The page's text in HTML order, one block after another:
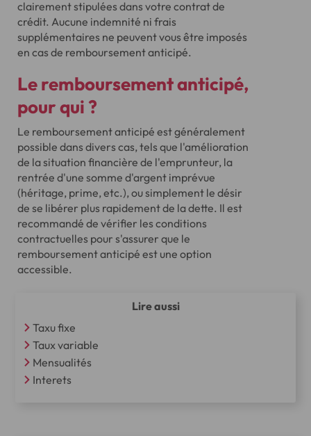
clairement stipulées dans votre contrat de
crédit. Aucune indemnité ni frais
supplémentaires ne peuvent vous être imposés
en cas de remboursement anticipé.
Le remboursement anticipé,
pour qui ?
Le remboursement anticipé est généralement
possible dans divers cas, tels que l'amélioration
de la situation financière de l'emprunteur, la
rentrée d'une somme d'argent imprévue
(héritage, prime, etc.), ou simplement le désir
de se libérer plus rapidement de la dette. Il est
recommandé de vérifier les conditions
contractuelles pour s'assurer que le
remboursement anticipé est une option
accessible.
Lire aussi
Taxu fixe
Taux variable
Mensualités
Interets